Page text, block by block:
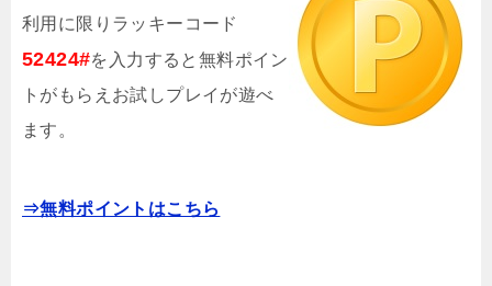
利用に限りラッキーコード
52424#を入力すると無料ポイン
トがもらえお試しプレイが遊べ
ます。
⇒無料ポイントはこちら